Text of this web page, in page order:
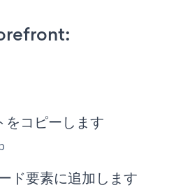
コピーします
要素に追加します